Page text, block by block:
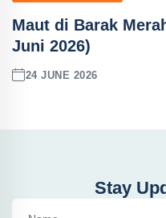
Maut di Barak
Juni 2026)
24 JUNE 2026
Stay